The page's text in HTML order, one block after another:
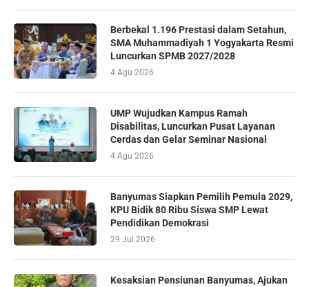
Berbekal 1.196 Prestasi dalam Setahun,
SMA Muhammadiyah 1 Yogyakarta Resmi
Luncurkan SPMB 2027/2028
4 Agu 2026
UMP Wujudkan Kampus Ramah
Disabilitas, Luncurkan Pusat Layanan
Cerdas dan Gelar Seminar Nasional
4 Agu 2026
Banyumas Siapkan Pemilih Pemula 2029,
KPU Bidik 80 Ribu Siswa SMP Lewat
Pendidikan Demokrasi
29 Jul 2026
Kesaksian Pensiunan Banyumas, Ajukan